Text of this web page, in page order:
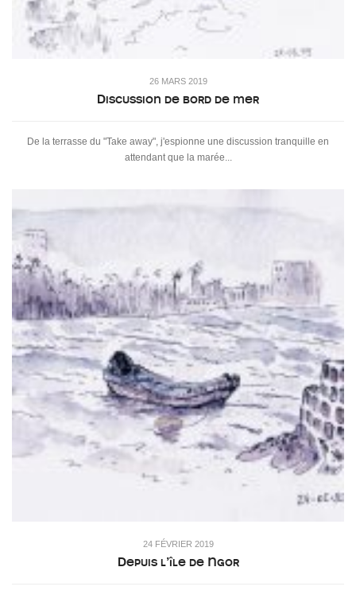
26 MARS 2019
Discussion de bord de mer
De la terrasse du "Take away", j'espionne une discussion tranquille en
attendant que la marée...
24 FÉVRIER 2019
Depuis l’île de Ngor